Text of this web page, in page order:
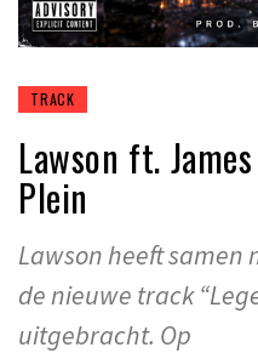
TRACK
Lawson ft.
Plein
Lawson heeft samen
de nieuwe track
uitgebracht. Op